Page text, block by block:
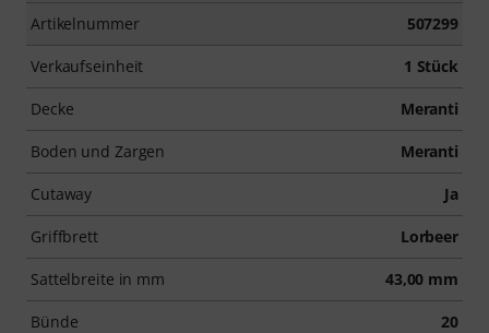
Artikelnummer 507299
Verkaufseinheit 1 Stück
Decke Meranti
Boden und Zargen Meranti
Cutaway Ja
Griffbrett Lorbeer
Sattelbreite in mm 43,00 mm
Bünde 20